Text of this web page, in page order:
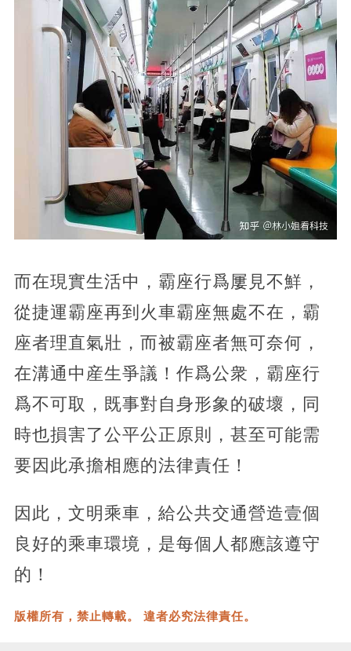
而在現實生活中，霸座行爲屢見不鮮，
從捷運霸座再到火車霸座無處不在，霸
座者理直氣壯，而被霸座者無可奈何，
在溝通中産生爭議！作爲公衆，霸座行
爲不可取，既事對自身形象的破壞，同
時也損害了公平公正原則，甚至可能需
要因此承擔相應的法律責任！
因此，文明乘車，給公共交通營造壹個
良好的乘車環境，是每個人都應該遵守
的！
版權所有，禁止轉載。 違者必究法律責任。